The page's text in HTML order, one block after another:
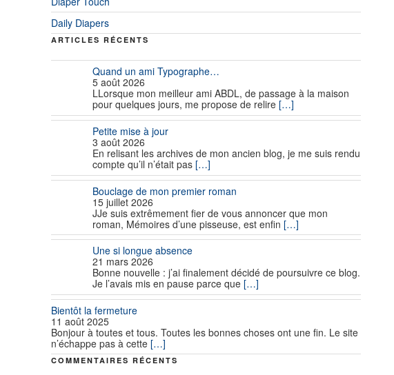
Daily Diapers
ARTICLES RÉCENTS
Quand un ami Typographe…
5 août 2026
LLorsque mon meilleur ami ABDL, de passage à la maison
pour quelques jours, me propose de relire[…]
Petite mise à jour
3 août 2026
En relisant les archives de mon ancien blog, je me suis rendu
compte qu’il n’était pas[…]
Bouclage de mon premier roman
15 juillet 2026
JJe suis extrêmement fier de vous annoncer que mon
roman, Mémoires d’une pisseuse, est enfin[…]
Une si longue absence
21 mars 2026
Bonne nouvelle : j’ai finalement décidé de poursuivre ce blog.
Je l’avais mis en pause parce que[…]
Bientôt la fermeture
11 août 2025
Bonjour à toutes et tous. Toutes les bonnes choses ont une fin. Le site
n’échappe pas à cette […]
COMMENTAIRES RÉCENTS